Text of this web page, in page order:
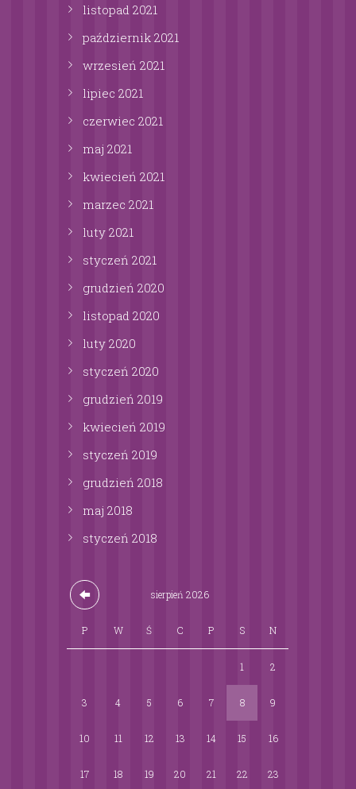
listopad 2021
październik 2021
wrzesień 2021
lipiec 2021
czerwiec 2021
maj 2021
kwiecień 2021
marzec 2021
luty 2021
styczeń 2021
grudzień 2020
listopad 2020
luty 2020
styczeń 2020
grudzień 2019
kwiecień 2019
styczeń 2019
grudzień 2018
maj 2018
styczeń 2018
sierpień 2026
P W Ś C P S N
1 2
3 4 5 6 7 8 9
10 11 12 13 14 15 16
17 18 19 20 21 22 23